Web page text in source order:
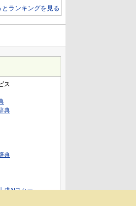
とランキングを見る
ス
典
典
成AIスクー